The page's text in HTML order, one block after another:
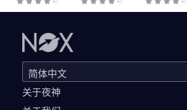
关于夜神